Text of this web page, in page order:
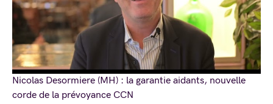
Nicolas Desormiere (MH) : la garantie aidants, nouvelle
corde de la prévoyance CCN